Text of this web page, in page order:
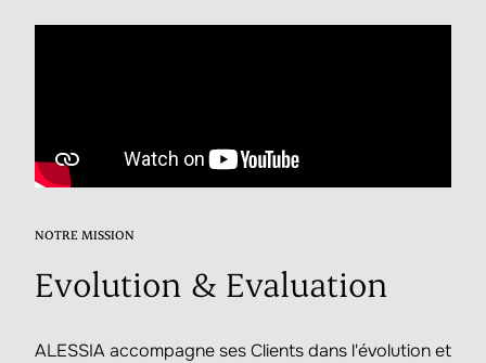
NOTRE MISSION
Evolution & Evaluation
ALESSIA accompagne ses Clients dans l'évolution et